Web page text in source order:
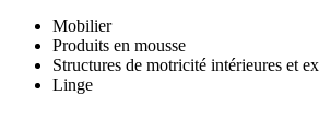
Mobilier
Produits en mousse
Structures de motricité intérieures et
Linge